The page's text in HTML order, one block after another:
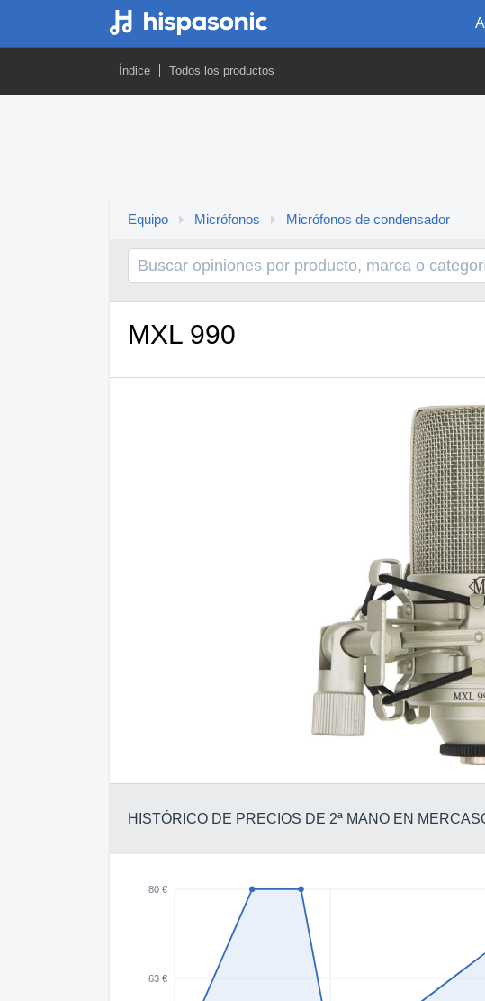
Índice Todos los productos
Equipo Micrófonos Micrófonos de condensador
MXL 990
HISTÓRICO DE PRECIOS DE 2ª MANO EN
63 €
80 €